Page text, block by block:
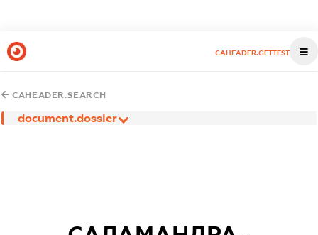
CAHEADER.GETTEST
CAHEADER.SEARCH
document.dossier